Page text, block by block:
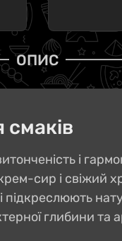
ОПИС
смаків
і
сир і свіжий
глибини та